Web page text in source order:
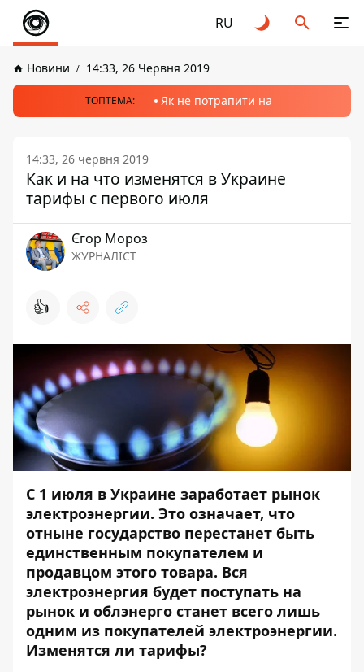
RU
Новини 14:33, 26 Червня 2019
ТОПТЕМА: Як не потрапити на
14:33, 26 червня 2019
Как и на что изменятся в Украине
тарифы с первого июля
Єгор Мороз
ЖУРНАЛІСТ
👍
С 1 июля в Украине заработает рынок
электроэнергии. Это означает, что
отныне государство перестанет быть
единственным покупателем и
продавцом этого товара. Вся
электроэнергия будет поступать на
рынок и облэнерго станет всего лишь
одним из покупателей электроэнергии.
Изменятся ли тарифы?